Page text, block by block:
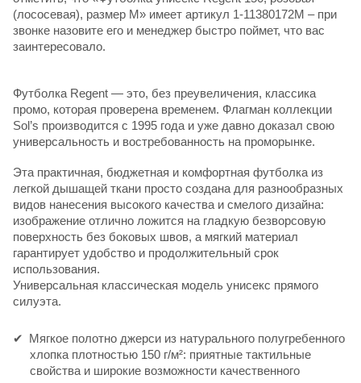
(лососевая), размер M» имеет артикул 1-11380172M – при
звонке назовите его и менеджер быстро поймет, что вас
заинтересовало.
Футболка Regent — это, без преувеличения, классика
промо, которая проверена временем. Флагман коллекции
Sol’s производится с 1995 года и уже давно доказал свою
универсальность и востребованность на проморынке.
Эта практичная, бюджетная и комфортная футболка из
легкой дышащей ткани просто создана для разнообразных
видов нанесения высокого качества и смелого дизайна:
изображение отлично ложится на гладкую безворсовую
поверхность без боковых швов, а мягкий материал
гарантирует удобство и продолжительный срок
использования.
Универсальная классическая модель унисекс прямого
силуэта.
Мягкое полотно джерси из натурального полугребенного
хлопка плотностью 150 г/м²: приятные тактильные
свойства и широкие возможности качественного